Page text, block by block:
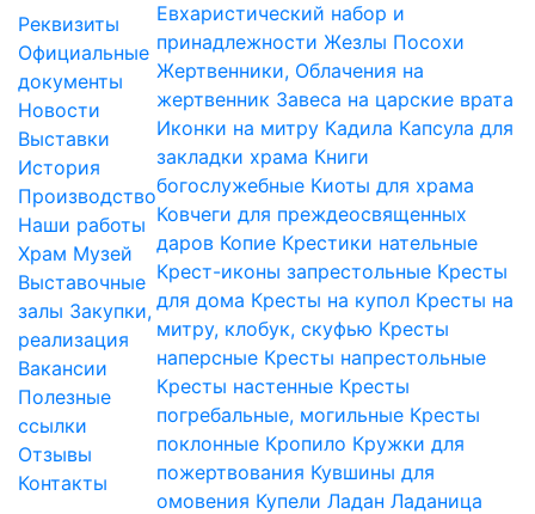
Реквизиты
Официальные
документы
Новости
Выставки
История
Производство
Наши работы
Храм Музей
Выставочные
залы Закупки,
реализация
Вакансии
Полезные
ссылки
Отзывы
Контакты
Евхаристический набор и
принадлежности Жезлы Посохи
Жертвенники, Облачения на
жертвенник Завеса на царские врата
Иконки на митру Кадила Капсула для
закладки храма Книги
богослужебные Киоты для храма
Ковчеги для преждеосвященных
даров Копие Крестики нательные
Крест-иконы запрестольные Кресты
для дома Кресты на купол Кресты на
митру, клобук, скуфью Кресты
наперсные Кресты напрестольные
Кресты настенные Кресты
погребальные, могильные Кресты
поклонные Кропило Кружки для
пожертвования Кувшины для
омовения Купели Ладан Ладаница